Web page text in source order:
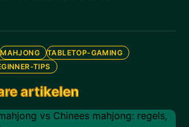
MAHJONG
TABLETOP-GAMING
TIPS
artikelen